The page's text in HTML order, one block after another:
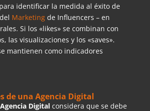
identificar la medida al éxito de
Marketingde Influencers – en
Si los «likes» se combinan con
las visualizaciones y los «saves».
mantienen como indicadores
de una Agencia Digital
Agencia Digitalconsidera que se debe